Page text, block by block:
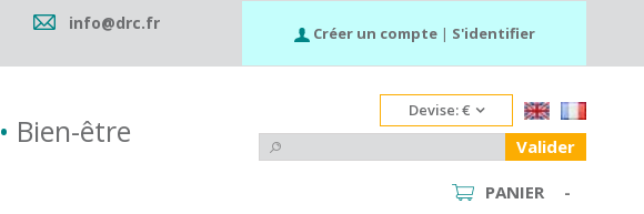
info@drc.fr Créer un compte | S'identifier
• Bien-être
Devise:€
Valider
PANIER -